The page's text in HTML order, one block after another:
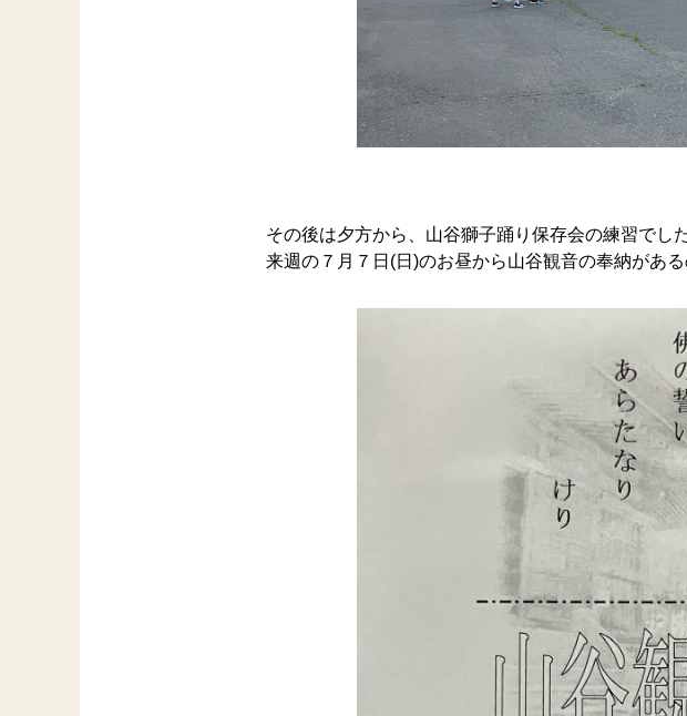
その後は夕方から、山谷獅子踊り保存会の練習でした
来週の７月７日(日)のお昼から山谷観音の奉納があ